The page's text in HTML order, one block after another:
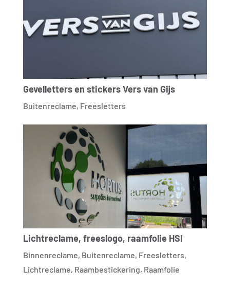
Gevelletters en stickers Vers van Gijs
Buitenreclame, Freesletters
Lichtreclame, freeslogo, raamfolie HSI
Binnenreclame, Buitenreclame, Freesletters,
Lichtreclame, Raambestickering, Raamfolie